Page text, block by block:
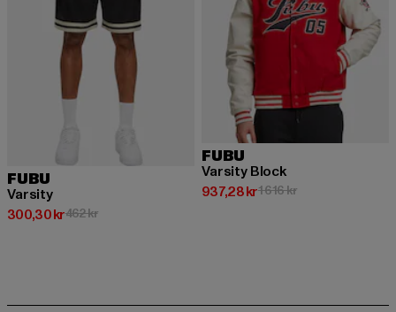
FUBU
Varsity
300,30 kr
Nuvarande pris: 300,30 kr
462 krKampanjpris: 462 kr
FUBU
Varsity Block
937,28 kr
Nuvarande pris: 937,28 kr
1 616 krKampanjpris: 1